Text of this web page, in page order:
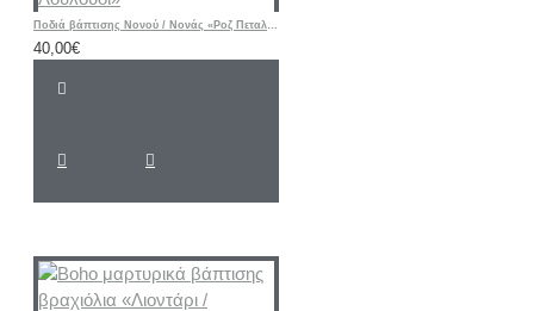
Ποδιά βάπτισης Νονού / Νονάς «Ροζ Πεταλούδα - Λουλούδι»
40,00€